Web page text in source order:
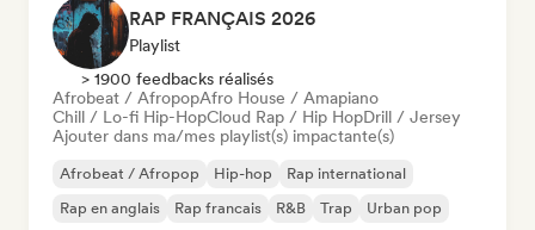
RAP FRANÇAIS 2026
Playlist
> 1900 feedbacks réalisés
Afrobeat / AfropopAfro House / Amapiano
Chill / Lo-fi Hip-HopCloud Rap / Hip HopDrill / Jersey
Ajouter dans ma/mes playlist(s) impactante(s)
Afrobeat / Afropop Hip-hop
Rap international
Rap en anglais
Rap francais R&B Trap Urban pop